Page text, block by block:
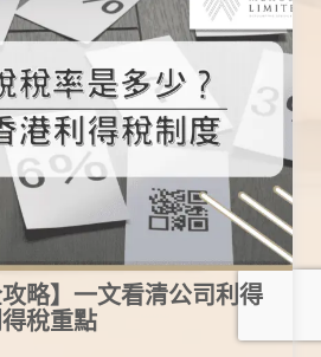
攻略】一文看清公司利得
稅重點